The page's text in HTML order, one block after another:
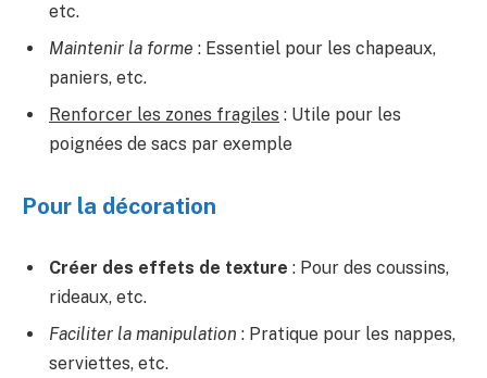
etc.
Maintenir la forme : Essentiel pour les chapeaux,
paniers, etc.
Renforcer les zones fragiles : Utile pour les
poignées de sacs par exemple
Pour la décoration
Créer des effets de texture : Pour des coussins,
rideaux, etc.
Faciliter la manipulation : Pratique pour les nappes,
serviettes, etc.